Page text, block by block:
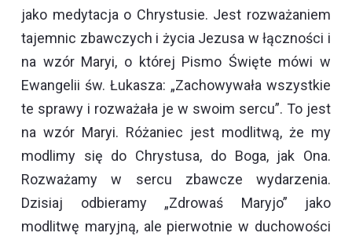
jako medytacja o Chrystusie. Jest rozważaniem
tajemnic zbawczych i życia Jezusa w łączności i
na wzór Maryi, o której Pismo Święte mówi w
Ewangelii św. Łukasza: „Zachowywała wszystkie
te sprawy i rozważała je w swoim sercu”. To jest
na wzór Maryi. Różaniec jest modlitwą, że my
modlimy się do Chrystusa, do Boga, jak Ona.
Rozważamy w sercu zbawcze wydarzenia.
Dzisiaj odbieramy „Zdrowaś Maryjo” jako
modlitwę maryjną, ale pierwotnie w duchowości